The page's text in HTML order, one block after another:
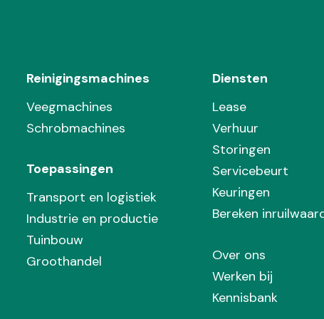
Reinigingsmachines
Veegmachines
Schrobmachines
Toepassingen
Transport en logistiek
Industrie en productie
Tuinbouw
Groothandel
Diensten
Lease
Verhuur
Storingen
Servicebeurt
Keuringen
Bereken
Over ons
Werken bij
Kennisbank